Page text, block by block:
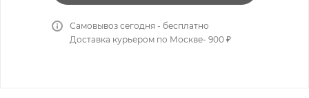
Самовывоз сегодня - бесплатно
Доставка курьером по Москве- 900 ₽